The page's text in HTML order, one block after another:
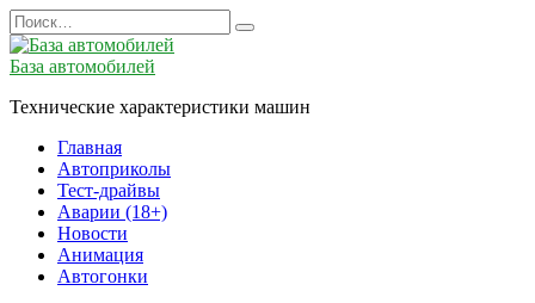
Перейти
к
содержанию
Search
for:
База автомобилей
Технические характеристики машин
Главная
Автоприколы
Тест-драйвы
Аварии (18+)
Новости
Анимация
Автогонки